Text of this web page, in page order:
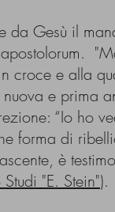
Gesù il
croce e alla
e prima
“Io ho
forma di
è
"E. Stein").